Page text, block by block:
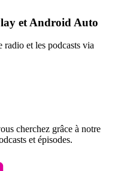
et Android Auto
radio et les podcasts via
cherchez grâce à notre
et épisodes.